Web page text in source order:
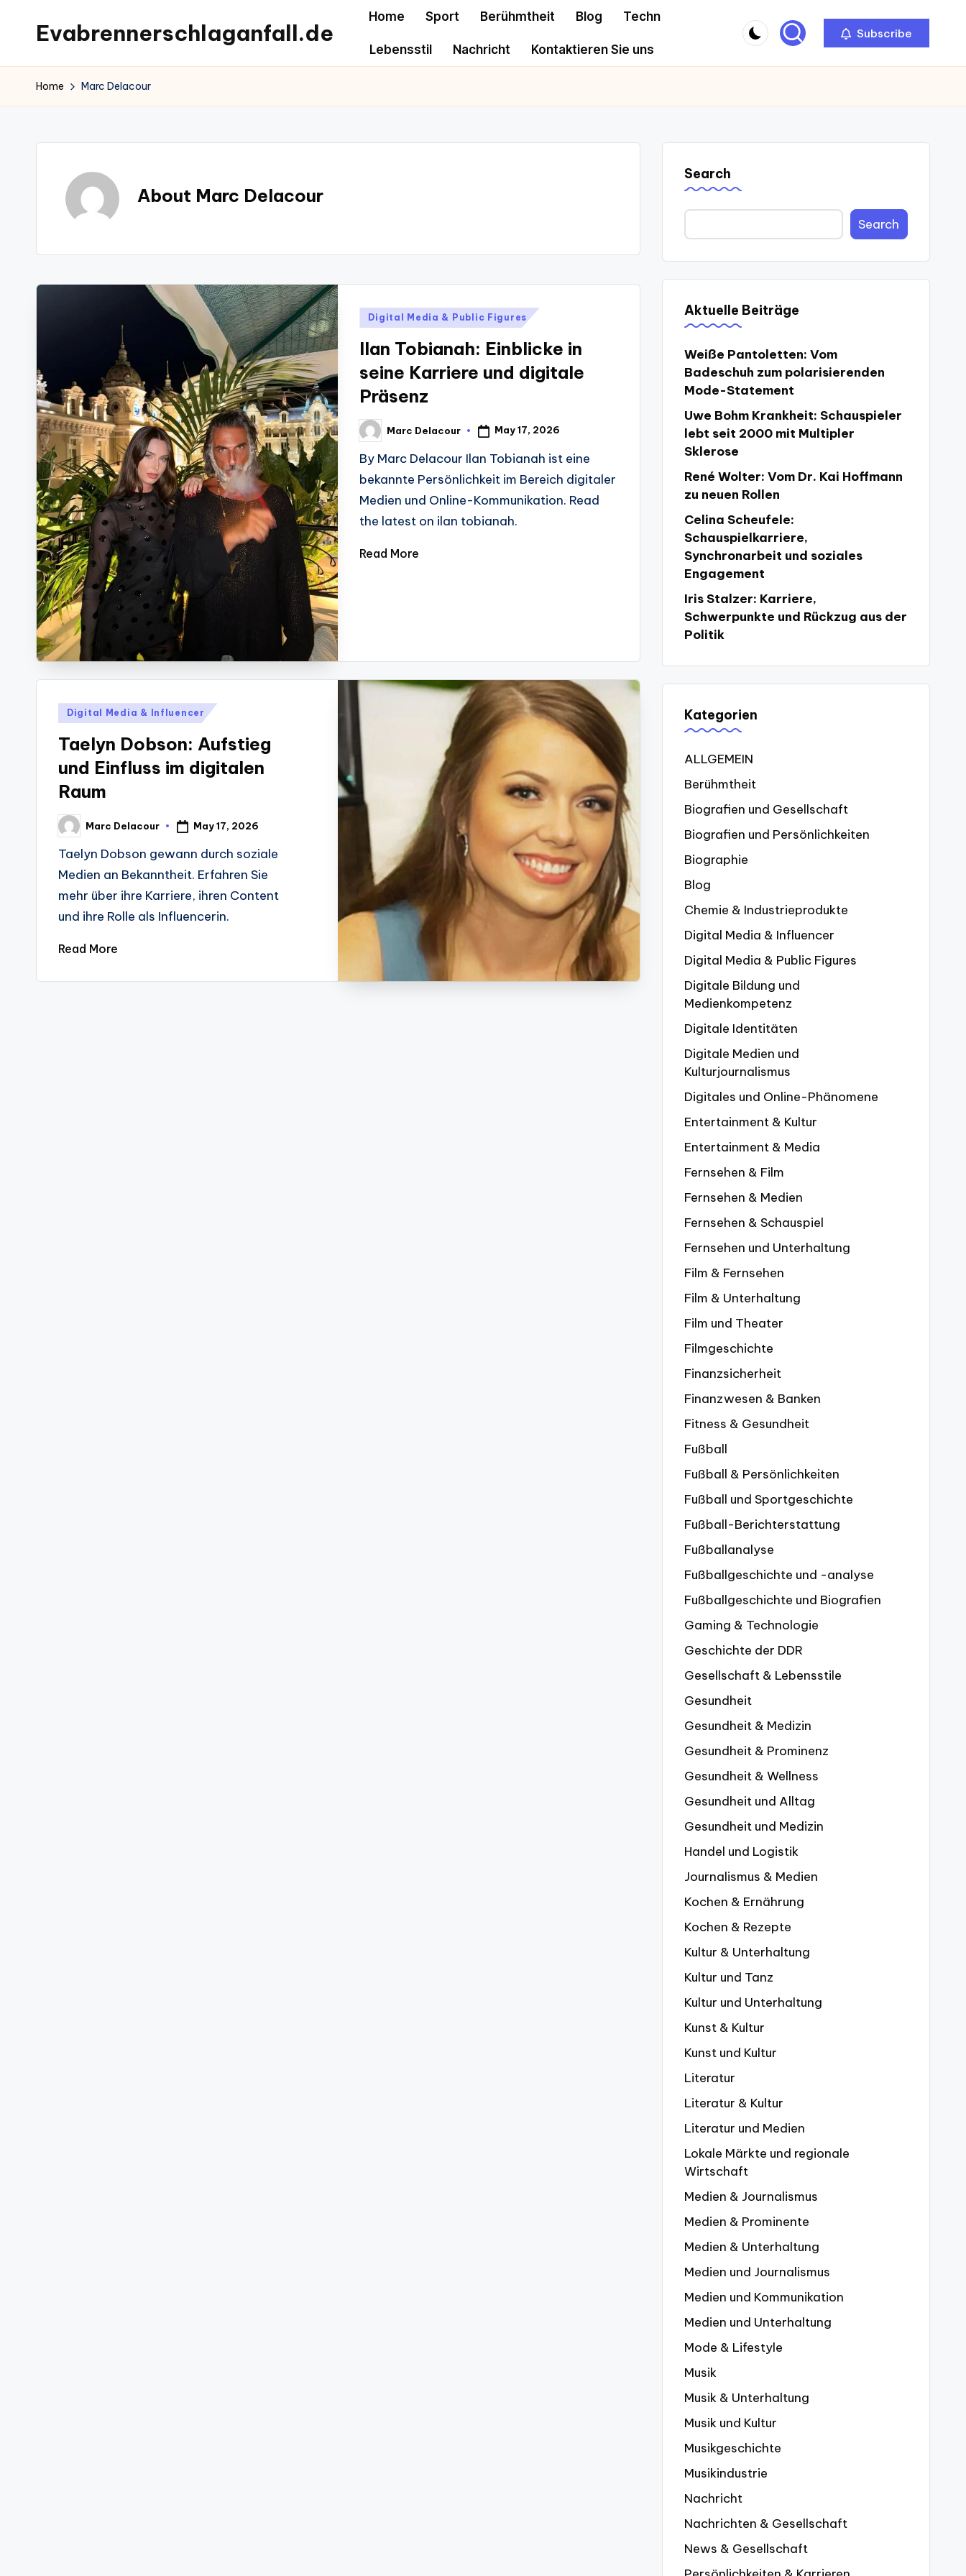
content
Evabrennerschlaganfall.de
Home Sport Berühmtheit Blog Techn
Lebensstil Nachricht Kontaktieren Sie uns
Subscribe
Home Marc Delacour
About Marc Delacour
Posted
Digital Media & Public Figures
Ilan Tobianah: Einblicke in
seine Karriere und digitale
Präsenz
Posted
by
Marc Delacour May 17, 2026
By Marc Delacour Ilan Tobianah ist eine
bekannte Persönlichkeit im Bereich digitaler
Medien und Online-Kommunikation. Read
the latest on ilan tobianah.
Read More
Posted
Digital Media & Influencer
Taelyn Dobson: Aufstieg
und Einfluss im digitalen
Raum
Posted
by
Marc Delacour May 17, 2026
Taelyn Dobson gewann durch soziale
Medien an Bekanntheit. Erfahren Sie
mehr über ihre Karriere, ihren Content
und ihre Rolle als Influencerin.
Read More
Search
Search
Aktuelle Beiträge
Weiße Pantoletten: Vom
Badeschuh zum polarisierenden
Mode-Statement
Uwe Bohm Krankheit: Schauspieler
lebt seit 2000 mit Multipler
Sklerose
René Wolter: Vom Dr. Kai Hoffmann
zu neuen Rollen
Celina Scheufele:
Schauspielkarriere,
Synchronarbeit und soziales
Engagement
Iris Stalzer: Karriere,
Schwerpunkte und Rückzug aus der
Politik
Kategorien
ALLGEMEIN
Berühmtheit
Biografien und Gesellschaft
Biografien und Persönlichkeiten
Biographie
Blog
Chemie & Industrieprodukte
Digital Media & Influencer
Digital Media & Public Figures
Digitale Bildung und
Medienkompetenz
Digitale Identitäten
Digitale Medien und
Kulturjournalismus
Digitales und Online-Phänomene
Entertainment & Kultur
Entertainment & Media
Fernsehen & Film
Fernsehen & Medien
Fernsehen & Schauspiel
Fernsehen und Unterhaltung
Film & Fernsehen
Film & Unterhaltung
Film und Theater
Filmgeschichte
Finanzsicherheit
Finanzwesen & Banken
Fitness & Gesundheit
Fußball
Fußball & Persönlichkeiten
Fußball und Sportgeschichte
Fußball-Berichterstattung
Fußballanalyse
Fußballgeschichte und -analyse
Fußballgeschichte und Biografien
Gaming & Technologie
Geschichte der DDR
Gesellschaft & Lebensstile
Gesundheit
Gesundheit & Medizin
Gesundheit & Prominenz
Gesundheit & Wellness
Gesundheit und Alltag
Gesundheit und Medizin
Handel und Logistik
Journalismus & Medien
Kochen & Ernährung
Kochen & Rezepte
Kultur & Unterhaltung
Kultur und Tanz
Kultur und Unterhaltung
Kunst & Kultur
Kunst und Kultur
Literatur
Literatur & Kultur
Literatur und Medien
Lokale Märkte und regionale
Wirtschaft
Medien & Journalismus
Medien & Prominente
Medien & Unterhaltung
Medien und Journalismus
Medien und Kommunikation
Medien und Unterhaltung
Mode & Lifestyle
Musik
Musik & Unterhaltung
Musik und Kultur
Musikgeschichte
Musikindustrie
Nachricht
Nachrichten & Gesellschaft
News & Gesellschaft